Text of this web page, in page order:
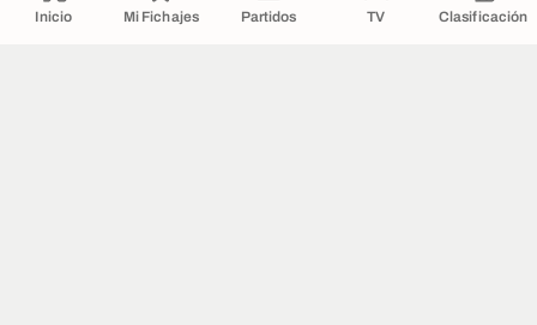
Inicio Mi Fichajes Partidos TV Clasificación